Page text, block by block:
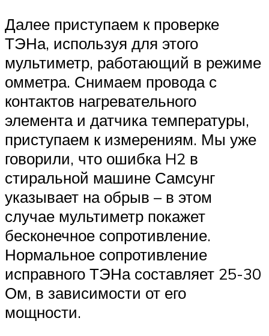
Далее приступаем к проверке
ТЭНа, используя для этого
мультиметр, работающий в режиме
омметра. Снимаем провода с
контактов нагревательного
элемента и датчика температуры,
приступаем к измерениям. Мы уже
говорили, что ошибка H2 в
стиральной машине Самсунг
указывает на обрыв – в этом
случае мультиметр покажет
бесконечное сопротивление.
Нормальное сопротивление
исправного ТЭНа составляет 25-30
Ом, в зависимости от его
мощности.